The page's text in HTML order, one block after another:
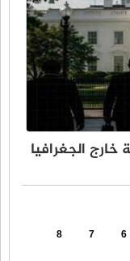
خارج الجغرافيا
6
7
8